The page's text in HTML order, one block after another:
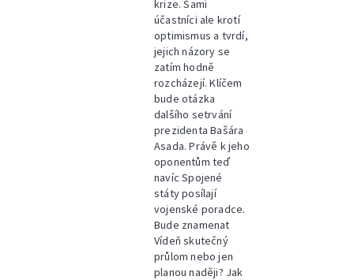
krize. Sami
účastníci ale krotí
optimismus a tvrdí,
jejich názory se
zatím hodně
rozcházejí. Klíčem
bude otázka
dalšího setrvání
prezidenta Bašára
Asada. Právě k jeho
oponentům teď
navíc Spojené
státy posílají
vojenské poradce.
Bude znamenat
Vídeň skutečný
průlom nebo jen
planou naději? Jak